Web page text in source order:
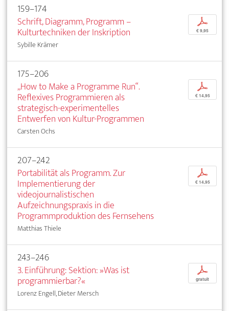
159–174
Schrift, Diagramm, Programm –
Kulturtechniken der Inskription
Sybille Krämer
p
€ 9,95
175–206
„How to Make a Programme Run“.
Reflexives Programmieren als
strategisch-experimentelles
Entwerfen von Kultur-Programmen
Carsten Ochs
p
€ 14,95
207–242
Portabilität als Programm. Zur
Implementierung der
videojournalistischen
Aufzeichnungspraxis in die
Programmproduktion des Fernsehens
Matthias Thiele
p
€ 14,95
243–246
3. Einführung: Sektion: »Was ist
programmierbar?«
Lorenz Engell, Dieter Mersch
p
gratuit